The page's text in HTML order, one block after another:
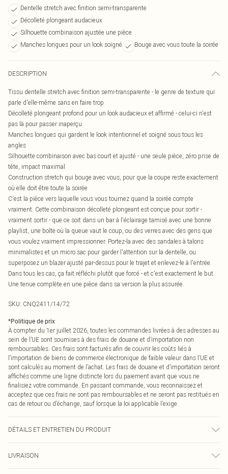
Dentelle stretch avec finition semi-transparente
Décolleté plongeant audacieux
Silhouette combinaison ajustée une pièce
Manches longues pour un look soigné
Bouge avec vous toute la soirée
DESCRIPTION
Tissu dentelle stretch avec finition semi-transparente - le genre de texture qui
parle d'elle-même sans en faire trop
Décolleté plongeant profond pour un look audacieux et affirmé - celui-ci n'est
pas là pour passer inaperçu
Manches longues qui gardent le look intentionnel et soigné sous tous les
angles
Silhouette combinaison avec bas court et ajusté - une seule pièce, zéro prise de
tête, impact maximal
Construction stretch qui bouge avec vous, pour que la coupe reste exactement
où elle doit être toute la soirée
C'est la pièce vers laquelle vous vous tournez quand la soirée compte
vraiment. Cette combinaison décolleté plongeant est conçue pour sortir -
vraiment sortir - que ce soit dans un bar à l'éclairage tamisé avec une bonne
playlist, une boîte où la queue vaut le coup, ou des verres avec des gens que
vous voulez vraiment impressionner. Portez-la avec des sandales à talons
minimalistes et un micro sac pour garder l'attention sur la dentelle, ou
superposez un blazer ajusté par-dessus pour le trajet et enlevez-le à l'entrée.
Dans tous les cas, ça fait réfléchi plutôt que forcé - et c'est exactement le but.
Une tenue complète en une pièce dans sa version la plus assurée.
SKU: CNQ2411/14/72
*Politique de prix
À compter du 1er juillet 2026, toutes les commandes livrées à des adresses au
sein de l’UE sont soumises à des frais de douane et d’importation non
remboursables. Ces frais sont facturés afin de couvrir les coûts liés à
l’importation de biens de commerce électronique de faible valeur dans l’UE et
sont calculés au moment de l’achat. Les frais de douane et d’importation seront
affichés comme une ligne distincte lors du paiement avant que vous ne
finalisiez votre commande. En passant commande, vous reconnaissez et
acceptez que ces frais ne sont pas remboursables et ne seront pas restitués en
cas de retour ou d’échange, sauf lorsque la loi applicable l’exige.
DÉTAILS ET ENTRETIEN DU PRODUIT
couleur peut déteindre.
LIVRAISON